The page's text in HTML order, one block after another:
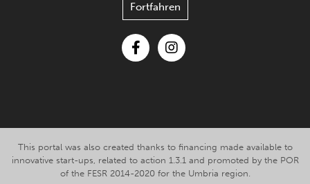
Fortfahren
This portal was also created thanks to financing made available to
innovative start-ups, related to action 1.3.1 and promoted by the POR
of the FESR 2014-2020 for the Umbria region.